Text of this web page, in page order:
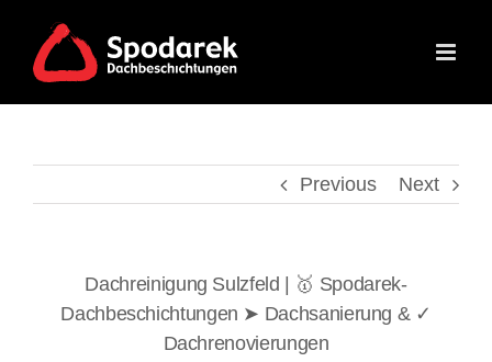
content
Previous Next
Dachreinigung Sulzfeld | 🥇 Spodarek-
Dachbeschichtungen ➤ Dachsanierung & ✓
Dachrenovierungen